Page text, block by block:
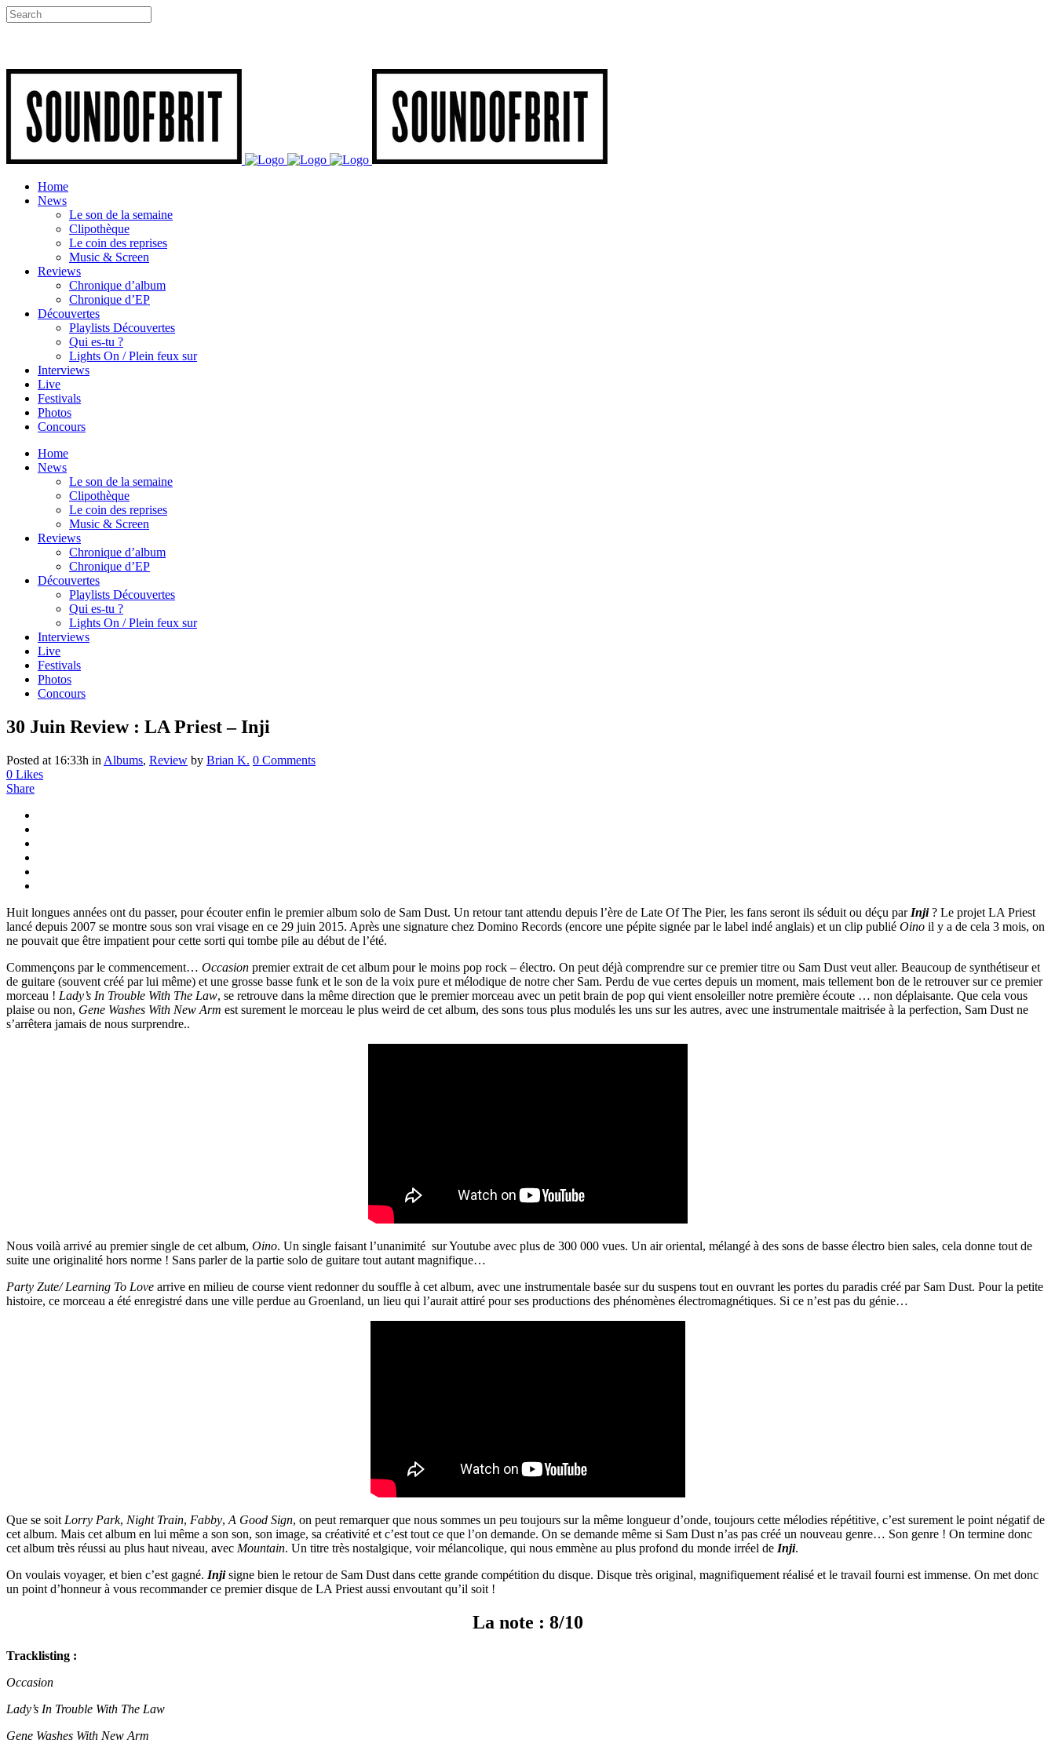
Home
News
Le son de la semaine
Clipothèque
Le coin des reprises
Music & Screen
Reviews
Chronique d’album
Chronique d’EP
Découvertes
Playlists Découvertes
Qui es-tu ?
Lights On / Plein feux sur
Interviews
Live
Festivals
Photos
Concours
Home
News
Le son de la semaine
Clipothèque
Le coin des reprises
Music & Screen
Reviews
Chronique d’album
Chronique d’EP
Découvertes
Playlists Découvertes
Qui es-tu ?
Lights On / Plein feux sur
Interviews
Live
Festivals
Photos
Concours
30 Juin Review : LA Priest – Inji
Posted at 16:33h in Albums, Review by Brian K. 0 Comments
0 Likes
Share
Huit longues années ont du passer, pour écouter enfin le premier album solo de Sam Dust. Un retour tant attendu depuis l’ère de Late Of The Pier, les fans seront ils séduit ou déçu par Inji? Le projet LA Priest
lancé depuis 2007 se montre sous son vrai visage en ce 29 juin 2015. Après une signature chez Domino Records (encore une pépite signée par le label indé anglais) et un clip publié Oino il y a de cela 3 mois, on
ne pouvait que être impatient pour cette sorti qui tombe pile au début de l’été.
Commençons par le commencement… Occasion premier extrait de cet album pour le moins pop rock – électro. On peut déjà comprendre sur ce premier titre ou Sam Dust veut aller. Beaucoup de synthétiseur et
de guitare (souvent créé par lui même) et une grosse basse funk et le son de la voix pure et mélodique de notre cher Sam. Perdu de vue certes depuis un moment, mais tellement bon de le retrouver sur ce premier
morceau ! Lady’s In Trouble With The Law, se retrouve dans la même direction que le premier morceau avec un petit brain de pop qui vient ensoleiller notre première écoute … non déplaisante. Que cela vous
plaise ou non, Gene Washes With New Arm est surement le morceau le plus weird de cet album, des sons tous plus modulés les uns sur les autres, avec une instrumentale maitrisée à la perfection, Sam Dust ne
s’arrêtera jamais de nous surprendre..
Nous voilà arrivé au premier single de cet album, Oino. Un single faisant l’unanimité sur Youtube avec plus de 300 000 vues. Un air oriental, mélangé à des sons de basse électro bien sales, cela donne tout de
suite une originalité hors norme ! Sans parler de la partie solo de guitare tout autant magnifique…
Party Zute/ Learning To Love arrive en milieu de course vient redonner du souffle à cet album, avec une instrumentale basée sur du suspens tout en ouvrant les portes du paradis créé par Sam Dust. Pour la petite
histoire, ce morceau a été enregistré dans une ville perdue au Groenland, un lieu qui l’aurait attiré pour ses productions des phénomènes électromagnétiques. Si ce n’est pas du génie…
Que se soit Lorry Park, Night Train, Fabby, A Good Sign, on peut remarquer que nous sommes un peu toujours sur la même longueur d’onde, toujours cette mélodies répétitive, c’est surement le point négatif de
cet album. Mais cet album en lui même a son son, son image, sa créativité et c’est tout ce que l’on demande. On se demande même si Sam Dust n’as pas créé un nouveau genre… Son genre ! On termine donc
cet album très réussi au plus haut niveau, avec Mountain. Un titre très nostalgique, voir mélancolique, qui nous emmène au plus profond du monde irréel de Inji.
On voulais voyager, et bien c’est gagné. Injisigne bien le retour de Sam Dust dans cette grande compétition du disque. Disque très original, magnifiquement réalisé et le travail fourni est immense. On met donc
un point d’honneur à vous recommander ce premier disque de LA Priest aussi envoutant qu’il soit !
La note : 8/10
Tracklisting :
Occasion
Lady’s In Trouble With The Law
Gene Washes With New Arm